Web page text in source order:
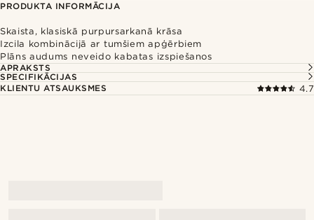
PRODUKTA INFORMĀCIJA
Skaista, klasiskā purpursarkanā krāsa
Izcila kombinācijā ar tumšiem apģērbiem
Plāns audums neveido kabatas izspiešanos
APRAKSTS
SPECIFIKĀCIJAS
KLIENTU ATSAUKSMES
4.7